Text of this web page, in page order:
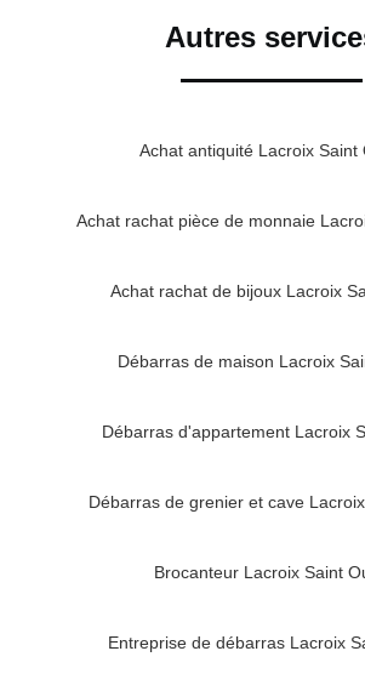
Autres
Achat antiquité Lacroix Saint
Achat rachat pièce de monnaie
Achat rachat de bijoux Lacroix
Débarras de maison Lacroix
Débarras d'appartement Lacroix
Débarras de grenier et cave
Brocanteur Lacroix Saint
Entreprise de débarras Lacroix